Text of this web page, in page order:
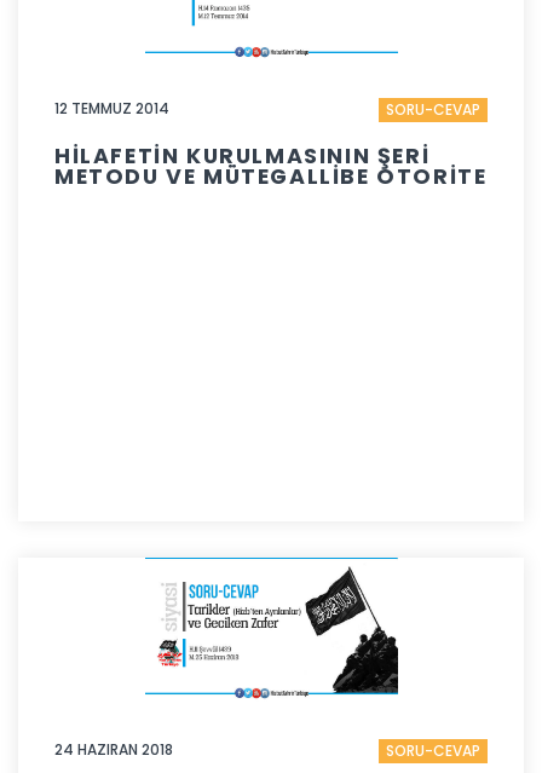
12 TEMMUZ 2014 SORU-CEVAP
HİLAFETİN KURULMASININ ŞERİ
METODU VE MÜTEGALLİBE OTORİTE
24 HAZIRAN 2018 SORU-CEVAP